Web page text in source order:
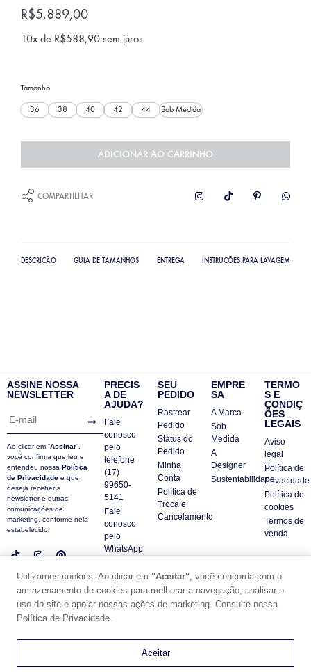
R$5.889,00
10x de R$588,90 sem juros
Tamanho
36 38 40 42 44 Sob Medida
ADICIONAR AO CARRINHO
COMPARTILHAR
DESCRIÇÃO GUIA DE TAMANHOS ENTREGA INSTRUÇÕES PARA LAVAGEM
ASSINE NOSSA
NEWSLETTER
Ao clicar em “Assinar“,
você confirma que leu e
entendeu nossa Política
de Privacidade e que
deseja receber a
newsletter e outras
comunicações de
marketing, conforme nela
estabelecido.
PRECIS
A DE
AJUDA?
Fale
conosco
pelo
telefone
(17)
99650-
5141
Fale
conosco
pelo
WhatsApp
FAQ
SEU
PEDIDO
Rastrear
Pedido
Status do
Pedido
Minha
Conta
Política de
Troca e
Cancelamento
EMPRE
SA
A Marca
Sob
Medida
A
Designer
Sustentabilidade
TERMO
S E
CONDIÇ
ÕES
LEGAIS
Aviso
legal
Política de
Privacidade
Política de
cookies
Termos de
venda
© DUE PANNO - 2024 -
CNPJ18.684.752/0001-84
0
Utilizamos cookies. Ao clicar em "Aceitar", você concorda com o
armazenamento de cookies para melhorar a navegação, analisar o
uso do site e apoiar nossas ações de marketing. Consulte nossa
Política de Privacidade.
Aceitar